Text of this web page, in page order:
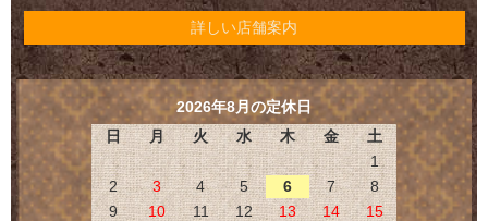
詳しい店舗案内
2026年8月の定休日
日
月 火 水 木 金
土
1
2
3 4 5 6 7
8
9
10 11 12 13 14
15